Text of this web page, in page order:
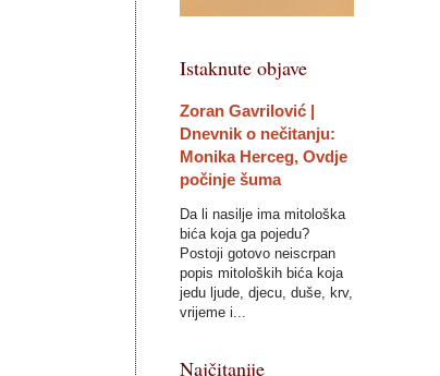
Istaknute objave
Zoran Gavrilović |
Dnevnik o nečitanju:
Monika Herceg, Ovdje
počinje šuma
Da li nasilje ima mitološka
bića koja ga pojedu?
Postoji gotovo neiscrpan
popis mitoloških bića koja
jedu ljude, djecu, duše, krv,
vrijeme i...
Najčitanije